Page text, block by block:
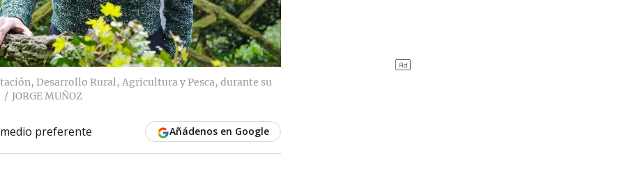
Desarrollo Rural, Agricultura y Pesca, durante su
JORGE MUÑOZ
preferente Añádenos en Google